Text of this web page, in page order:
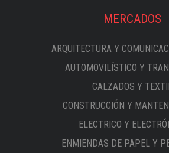
MERCADOS
ARQUITECTURA Y
AUTOMOVILÍSTICO Y
CALZADOS Y
CONSTRUCCIÓN Y
ELECTRICO Y
ENMIENDAS DE PAPEL Y